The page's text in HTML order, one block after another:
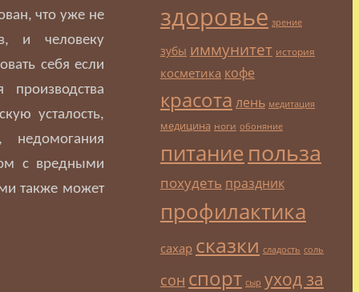
что уже не
и человеку
себя если
усталость,
с вредными
также может
здоровье зрение
зубы иммунитет история
косметика кофе
красота лень медитация
медицина ноги обоняние
питание польза
похудеть праздник
профилактика
сахар сказки сладость соль
сон спорт сыр уход за